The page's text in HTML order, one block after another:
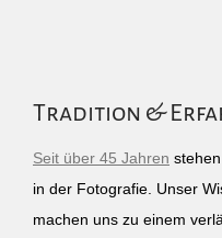
Tradition &
Seit über 45 Jahren
in der Fotografie. Unser
machen uns zu einem